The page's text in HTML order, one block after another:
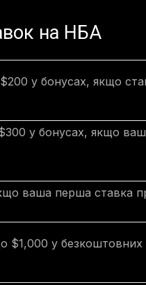
на НБА
у бонусах, якщо
у бонусах, якщо
ваша перша ставка
$1,000 у безкоштовних